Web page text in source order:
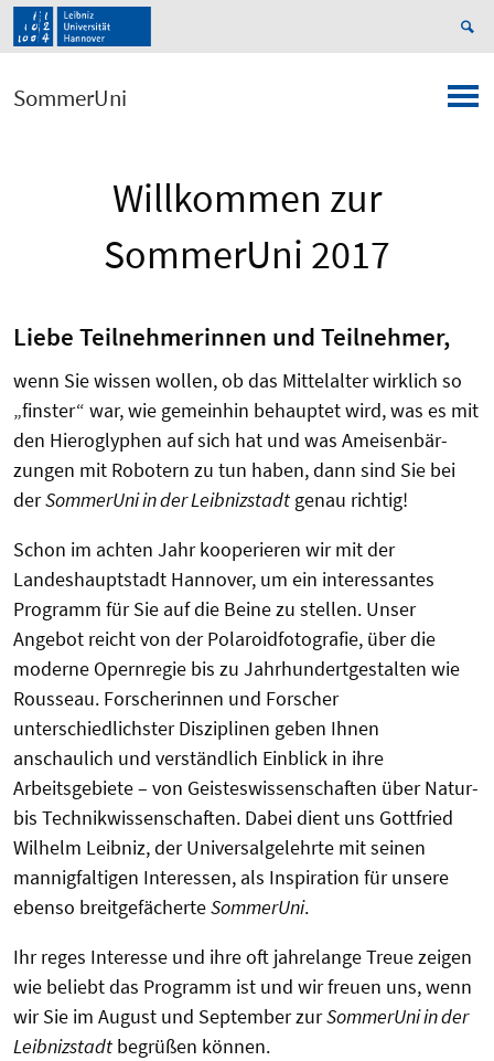
SommerUni
Willkommen zur
SommerUni 2017
Liebe Teilnehmerinnen und Teilnehmer,
wenn Sie wissen wollen, ob das Mittelalter wirklich so
„finster“ war, wie gemeinhin behauptet wird, was es mit
den Hieroglyphen auf sich hat und was Ameisenbär­
zungen mit Robotern zu tun haben, dann sind Sie bei
derSommerUni in der Leibnizstadt genau richtig!
Schon im achten Jahr kooperieren wir mit der
Landeshauptstadt Hannover, um ein interessantes
Programm für Sie auf die Beine zu stellen. Unser
Angebot reicht von der Polaroidfotografie, über die
moderne Opernregie bis zu Jahrhundertgestalten wie
Rousseau. Forscherinnen und Forscher
unterschiedlichster Disziplinen geben Ihnen
anschaulich und verständlich Einblick in ihre
Arbeitsgebiete – von Geisteswissenschaften über Natur-
bis Technikwissenschaften. Dabei dient uns Gottfried
Wilhelm Leibniz, der Universalgelehrte mit seinen
mannigfaltigen Interessen, als Inspiration für unsere
ebenso breitgefächerteSommerUni.
Ihr reges Interesse und ihre oft jahrelange Treue zeigen
wie beliebt das Programm ist und wir freuen uns, wenn
wir Sie im August und September zurSommerUni in der
Leibnizstadt begrüßen können.